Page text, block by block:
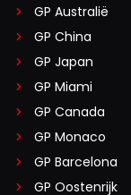
GP Australië
GP China
GP Japan
GP Miami
GP Canada
GP Monaco
GP Barcelona
GP Oostenrijk